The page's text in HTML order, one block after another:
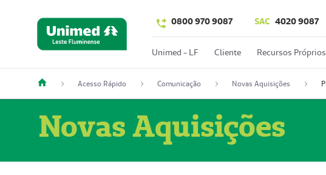
0800 970 9087 SAC 4020 9087
Unimed - LF Cliente Recursos Próprios
Acesso Rápido Comunicação Novas Aquisições
Novas Aquisições